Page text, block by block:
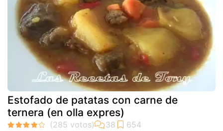
Estofado de patatas con carne de
ternera (en olla expres)